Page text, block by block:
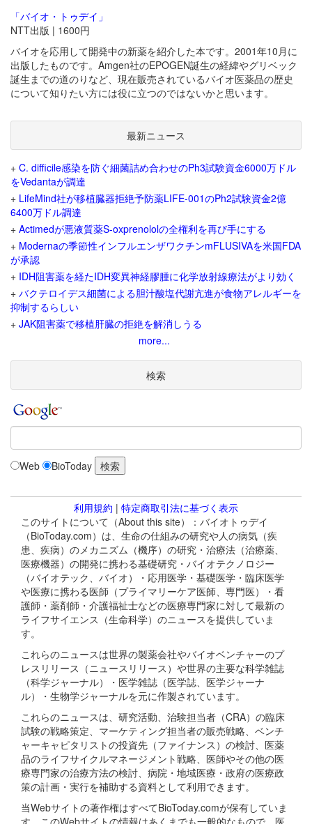
「バイオ・トゥデイ」
NTT出版 | 1600円
バイオを応用して開発中の新薬を紹介した本です。2001年10月に
出版したものです。Amgen社のEPOGEN誕生の経緯やグリベック
誕生までの道のりなど、現在販売されているバイオ医薬品の歴史
について知りたい方には役に立つのではないかと思います。
最新ニュース
+ C. difficile感染を防ぐ細菌詰め合わせのPh3試験資金6000万ドル
をVedantaが調達
+ LifeMind社が移植臓器拒絶予防薬LIFE-001のPh2試験資金2億
6400万ドル調達
+ Actimedが悪液質薬S-oxprenololの全権利を再び手にする
+ Modernaの季節性インフルエンザワクチンmFLUSIVAを米国FDA
が承認
+ IDH阻害薬を経たIDH変異神経膠腫に化学放射線療法がより効く
+ バクテロイデス細菌による胆汁酸塩代謝亢進が食物アレルギーを
抑制するらしい
+ JAK阻害薬で移植肝臓の拒絶を解消しうる
more...
検索
Web BioToday
利用規約 | 特定商取引法に基づく表示
このサイトについて（About this site）：バイオトゥデイ
（BioToday.com）は、生命の仕組みの研究や人の病気（疾
患、疾病）のメカニズム（機序）の研究・治療法（治療薬、
医療機器）の開発に携わる基礎研究・バイオテクノロジー
（バイオテック、バイオ）・応用医学・基礎医学・臨床医学
や医療に携わる医師（プライマリーケア医師、専門医）・看
護師・薬剤師・介護福祉士などの医療専門家に対して最新の
ライフサイエンス（生命科学）のニュースを提供していま
す。
これらのニュースは世界の製薬会社やバイオベンチャーのプ
レスリリース（ニュースリリース）や世界の主要な科学雑誌
（科学ジャーナル）・医学雑誌（医学誌、医学ジャーナ
ル）・生物学ジャーナルを元に作製されています。
これらのニュースは、研究活動、治験担当者（CRA）の臨床
試験の戦略策定、マーケティング担当者の販売戦略、ベンチ
ャーキャピタリストの投資先（ファイナンス）の検討、医薬
品のライフサイクルマネージメント戦略、医師やその他の医
療専門家の治療方法の検討、病院・地域医療・政府の医療政
策の計画・実行を補助する資料として利用できます。
当Webサイトの著作権はすべてBioToday.comが保有していま